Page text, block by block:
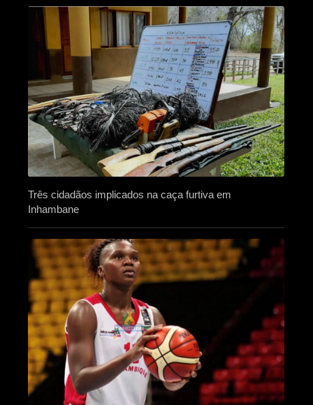
Três cidadãos implicados na caça furtiva em
Inhambane